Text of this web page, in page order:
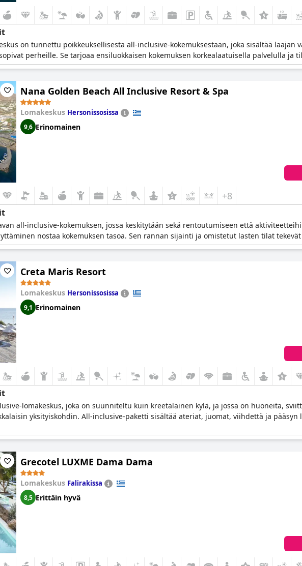
on tunnettu poikkeuksellisesta all-inclusive-kokemuksestaan, joka sisältää laajan
perheille. Se tarjoaa ensiluokkaisen kokemuksen korkealaatuisella palvelulla ja
Nana Golden Beach All Inclusive Resort & Spa
Lomakeskus Hersonissosissa
9,6 Erinomainen
+8
all-inclusive-kokemuksen, jossa keskitytään sekä rentoutumiseen että
nostaa kokemuksen tasoa. Sen rannan sijainti ja omistetut lasten tilat
Creta Maris Resort
Lomakeskus Hersonissosissa
9,1 Erinomainen
lomakeskus, joka on suunniteltu kuin kreetalainen kylä, ja jossa on huoneita,
yksityiskohdin. All-inclusive-paketti sisältää ateriat, juomat, viihdettä ja
Grecotel LUXME Dama Dama
Lomakeskus Falirakissa
8,5 Erittäin hyvä